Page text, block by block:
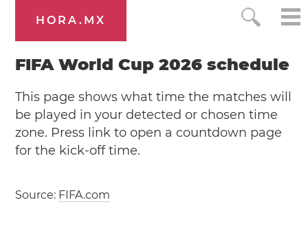
HORA.MX
FIFA World Cup 2026 schedule
This page shows what time the matches will
be played in your detected or chosen time
zone. Press link to open a countdown page
for the kick-off time.
Source: FIFA.com